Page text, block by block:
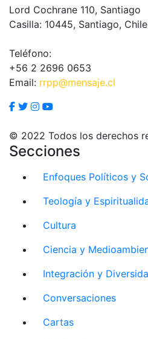
Lord Cochrane 110, Santiago
Casilla: 10445, Santiago, Chile
Teléfono:
+56 2 2696 0653
Email: rrpp@mensaje.cl
© 2022 Todos los derechos
Secciones
Enfoques Políticos y
Teología y
Cultura
Ciencia y
Integración y
Conversaciones
Cartas